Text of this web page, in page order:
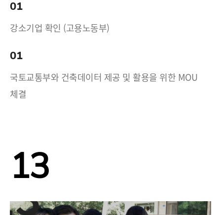
01
강소기업 확인 (고용노동부)
01
국토교통부와 건축데이터 제공 및 활용을 위한 MOU
체결
13